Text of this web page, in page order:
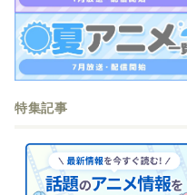
特集記事